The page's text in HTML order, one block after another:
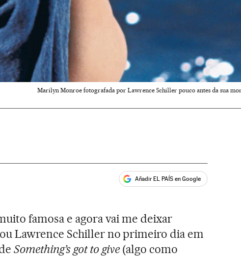
Marilyn Monroe fotografada por Lawrence Schiller pouco antes da sua
Añadir EL PAÍS en Google
famosa e agora vai me deixar
Lawrence Schiller no primeiro dia em
Something’s got to give(algo como